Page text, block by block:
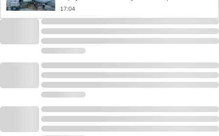
17:04